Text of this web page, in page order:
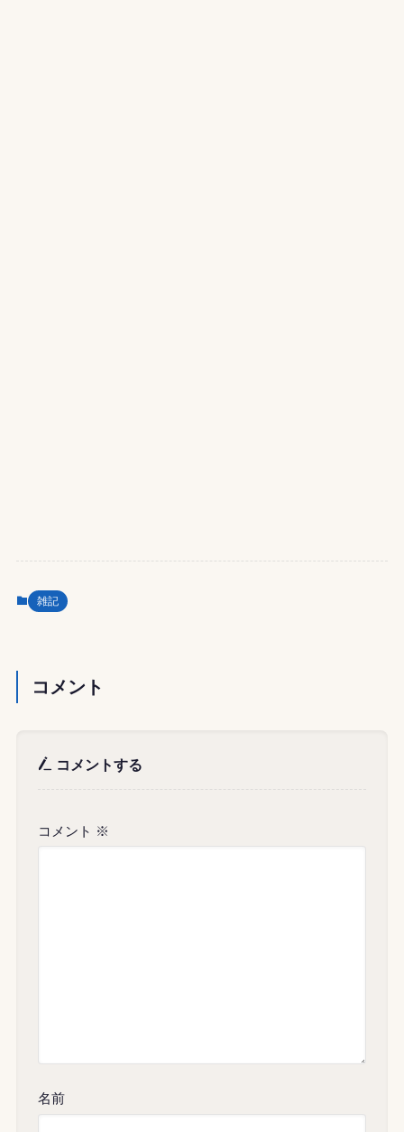
雑記
コメント
コメントする
コメント ※
名前